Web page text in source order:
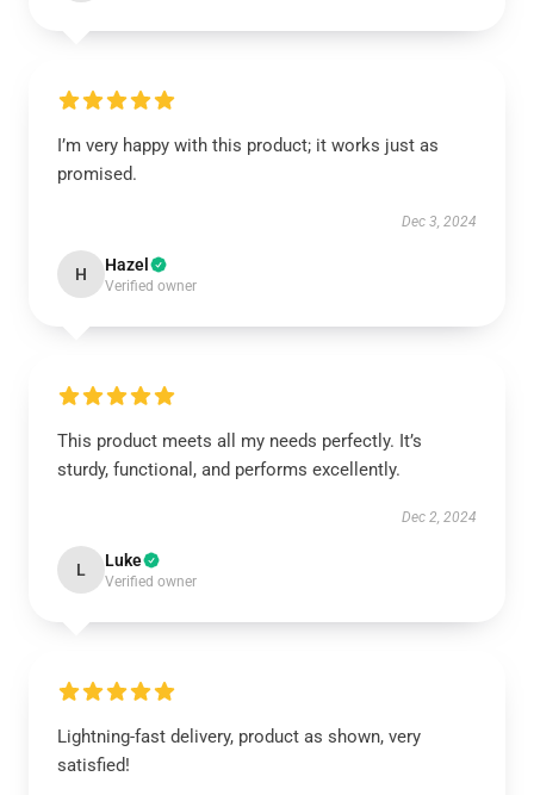
I’m very happy with this product; it works just as
promised.
Dec 3, 2024
H Hazel
Verified owner
This product meets all my needs perfectly. It’s
sturdy, functional, and performs excellently.
Dec 2, 2024
L Luke
Verified owner
Lightning-fast delivery, product as shown, very
satisfied!